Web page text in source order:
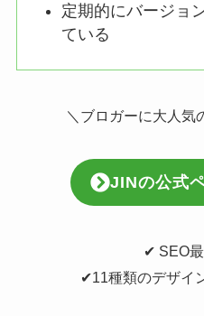
定期的にバージョ
ている
＼ブロガーに大人気
JINの公式
✔︎ SEO
✔︎11種類のデザイ